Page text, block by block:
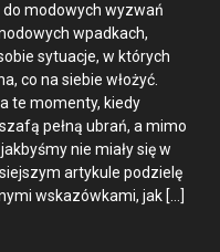
modowych wyzwań
wpadkach,
sytuacje, w których
co na siebie włożyć.
te momenty, kiedy
pełną ubrań, a mimo
nie miały się w
artykule podzielę
wskazówkami, jak […]